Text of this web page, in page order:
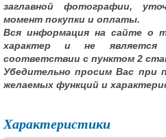
заглавной фотографии,
момент покупки и оплаты.
Вся информация на сайте о
характер и не
соответствии с пунктом 2
Убедительно просим Вас при
желаемых функций и
Характеристики